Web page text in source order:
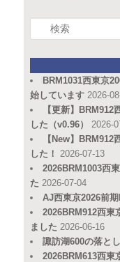
索
BRM1031西東京
始しています 2026-
【更新】
した（v0.96）
2026-
【New】
した！ 2026-07-13
2026BRM1003西
た 2026-07-04
AJ西東京2026前
2026BRM912西東
ました 2026-06-16
諏訪湖600の落と
2026BRM613西東